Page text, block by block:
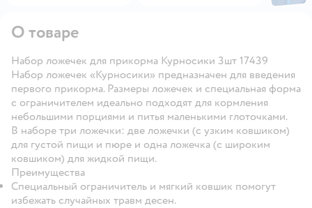
О товаре
Набор ложечек для прикорма Курносики 3шт 17439
Набор ложечек «Курносики» предназначен для введения
первого прикорма. Размеры ложечек и специальная форма
с ограничителем идеально подходят для кормления
небольшими порциями и питья маленькими глоточками.
В наборе три ложечки: две ложечки (с узким ковшиком)
для густой пищи и пюре и одна ложечка (с широким
ковшиком) для жидкой пищи.
Преимущества
Специальный ограничитель и мягкий ковшик помогут
избежать случайных травм десен.